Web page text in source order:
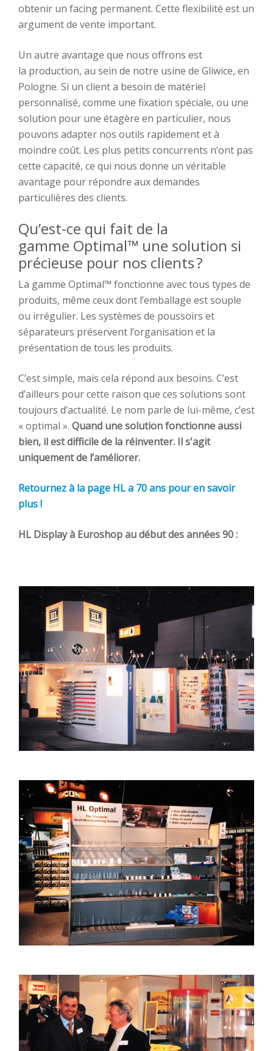
obtenir un facing permanent. Cette flexibilité est un
argument de vente important.
Un autre avantage que nous offrons est
la production, au sein de notre usine de Gliwice, en
Pologne. Si un client a besoin de matériel
personnalisé, comme une fixation spéciale, ou une
solution pour une étagère en particulier, nous
pouvons adapter nos outils rapidementetà
moindre coût. Les plus petits concurrents n’ont pas
cette capacité, ce qui nous donne un véritable
avantage pour répondre aux demandes
particulières des clients.
Qu’est-ce qui fait de la
gamme Optimal™ une solution si
précieuse pour nos clients ?
La gamme Optimal™ fonctionne avec tous types de
produits, même ceux dont l’emballage est souple
ou irrégulier. Les systèmes de poussoirs et
séparateurs préservent l’organisation et la
présentation de tous les produits.
C’est simple, mais cela répond aux besoins. C’est
d’ailleurs pour cette raison que ces solutions sont
toujours d’actualité. Le nom parle de lui-même, c’est
« optimal ». Quand une solutionfonctionneaussi
bien, il est difficile de la réinventer. Il s'agit
uniquementde l’améliorer.
Retournez à la page HL a 70 ans pour en savoir
plus !
HL Display à Euroshop au début des années 90 :